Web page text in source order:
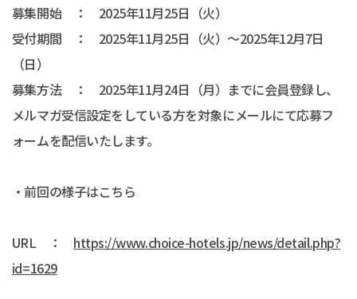
募集開始 ： 2025年11月25日（火）
受付期間 ： 2025年11月25日（火）～2025年12月7日
（日）
募集方法 ： 2025年11月24日（月）までに会員登録し、
メルマガ受信設定をしている方を対象にメールにて応募フ
ォームを配信いたします。
・前回の様子はこちら
URL ： https://www.choice-hotels.jp/news/detail.php?
id=1629